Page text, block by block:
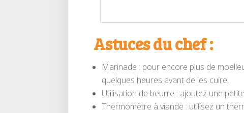
Astuces du chef :
Marinade : pour encore plus de
quelques heures avant de les cuire.
Utilisation de beurre : ajoutez une
Thermomètre à viande : utilisez un